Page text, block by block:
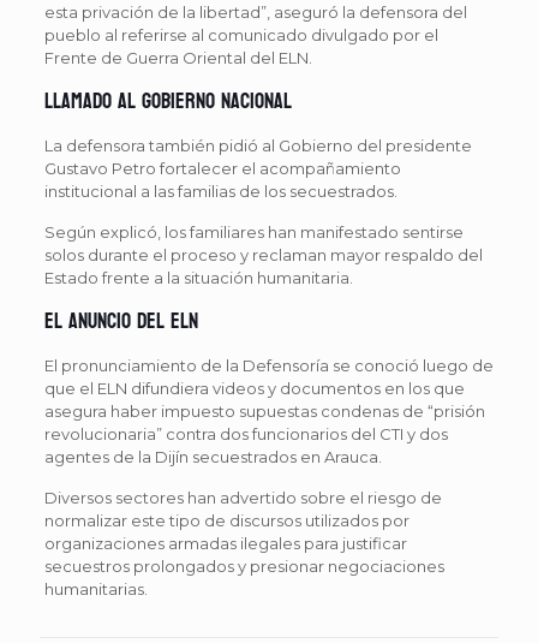
esta privación de la libertad”, aseguró la defensora del
pueblo al referirse al comunicado divulgado por el
Frente de Guerra Oriental del ELN.
Llamado al Gobierno Nacional
La defensora también pidió al Gobierno del presidente
Gustavo Petro fortalecer el acompañamiento
institucional a las familias de los secuestrados.
Según explicó, los familiares han manifestado sentirse
solos durante el proceso y reclaman mayor respaldo del
Estado frente a la situación humanitaria.
El anuncio del ELN
El pronunciamiento de la Defensoría se conoció luego de
que el ELN difundiera videos y documentos en los que
asegura haber impuesto supuestas condenas de “prisión
revolucionaria” contra dos funcionarios del CTI y dos
agentes de la Dijín secuestrados en Arauca.
Diversos sectores han advertido sobre el riesgo de
normalizar este tipo de discursos utilizados por
organizaciones armadas ilegales para justificar
secuestros prolongados y presionar negociaciones
humanitarias.